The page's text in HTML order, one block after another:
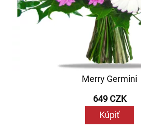
Merry Germini
649 CZK
Kúpiť